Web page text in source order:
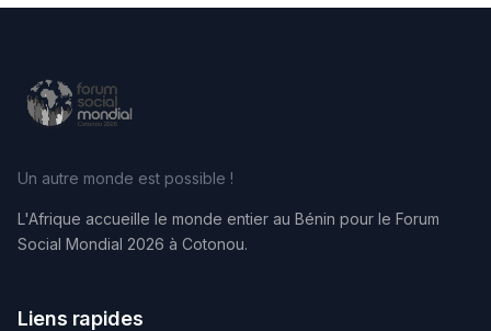
Un autre monde est possible !
L'Afrique accueille le monde entier au Bénin pour le Forum
Social Mondial 2026 à Cotonou.
Liens rapides